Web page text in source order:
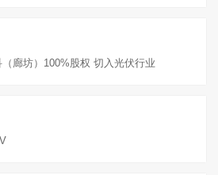
廊坊）100%股权 切入光伏行业